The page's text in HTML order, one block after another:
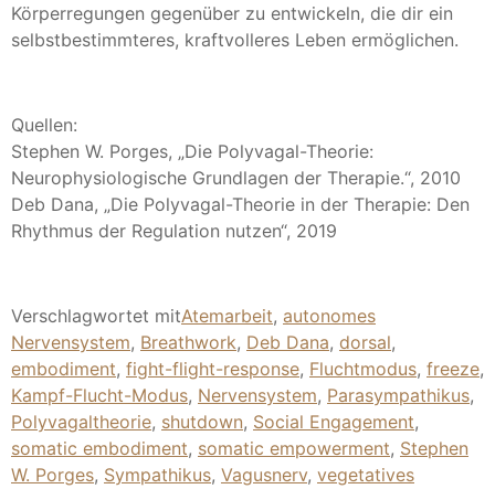
Körperregungen gegenüber zu entwickeln, die dir ein
selbstbestimmteres, kraftvolleres Leben ermöglichen.
Quellen:
Stephen W. Porges, „Die Polyvagal-Theorie:
Neurophysiologische Grundlagen der Therapie.“, 2010
Deb Dana, „Die Polyvagal-Theorie in der Therapie: Den
Rhythmus der Regulation nutzen“, 2019
Verschlagwortet mitAtemarbeit, autonomes
Nervensystem, Breathwork, Deb Dana, dorsal,
embodiment, fight-flight-response, Fluchtmodus, freeze,
Kampf-Flucht-Modus, Nervensystem, Parasympathikus,
Polyvagaltheorie, shutdown, Social Engagement,
somatic embodiment, somatic empowerment, Stephen
W. Porges, Sympathikus, Vagusnerv, vegetatives